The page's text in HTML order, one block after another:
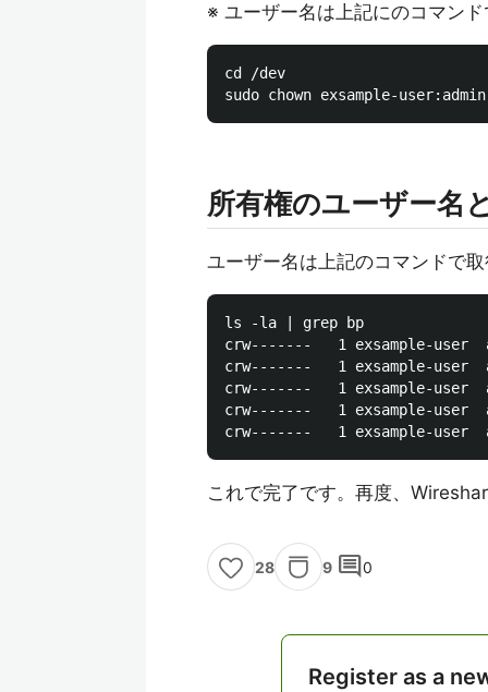
※ ユーザー名は上記にのコマン
cd /dev
所有権のユーザー名
ユーザー名は上記のコマンドで
ls -la | grep bp
crw-------   1 exsample-
crw-------   1 exsample-
crw-------   1 exsample-
crw-------   1 exsample-
これで完了です。再度、
28 9 comment0
Register as a